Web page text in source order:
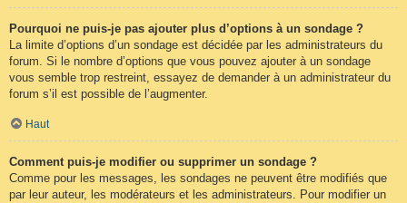
Pourquoi ne puis-je pas ajouter plus d’options à un sondage ?
La limite d’options d’un sondage est décidée par les administrateurs du
forum. Si le nombre d’options que vous pouvez ajouter à un sondage
vous semble trop restreint, essayez de demander à un administrateur du
forum s’il est possible de l’augmenter.
Haut
Comment puis-je modifier ou supprimer un sondage ?
Comme pour les messages, les sondages ne peuvent être modifiés que
par leur auteur, les modérateurs et les administrateurs. Pour modifier un